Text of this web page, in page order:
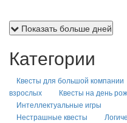
Показать больше дней
Категории
Квесты для большой компании
взрослых
Квесты на день
Интеллектуальные игры
Нестрашные квесты